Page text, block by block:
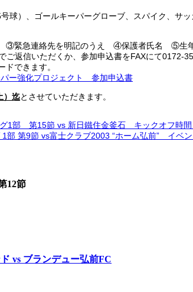
）、ゴールキーパーグローブ、スパイク、サッ
急連絡先を明記のうえ ④保護者氏名 ⑤生年
ご返信いただくか、参加申込書をFAXにて0172-
ドできます。
ー強化プロジェクト 参加申込書
）迄とさせていただきます。
1部 第15節 vs 新日鐵住金釜石 キックオフ時間
部 第9節 vs富士クラブ2003 “ホーム弘前” イベ
12節
vs ブランデュー弘前FC